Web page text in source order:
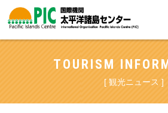
TOURISM
[ 観光ニュース ]